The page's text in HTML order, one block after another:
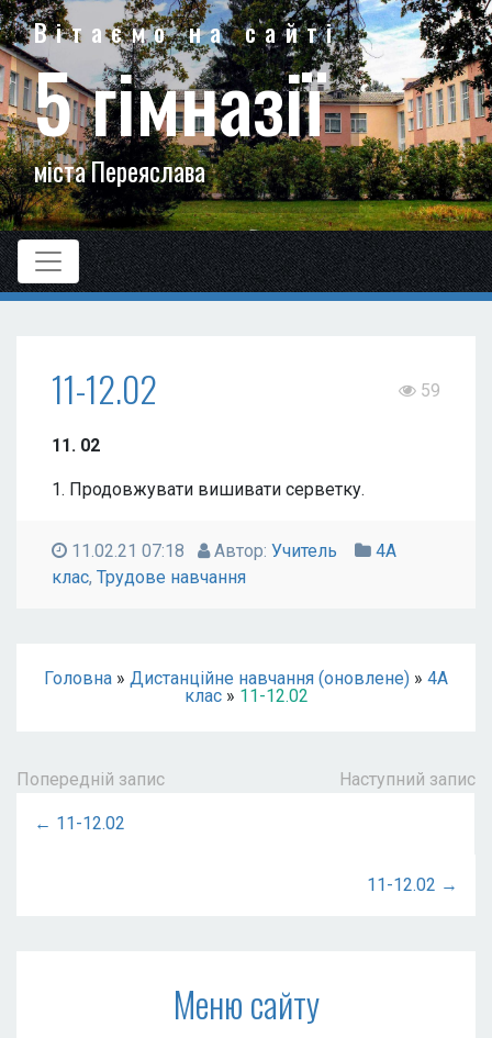
Вітаємо на сайті
5 гімназії
міста Переяслава
11-12.02 59
11. 02
1. Продовжувати вишивати серветку.
11.02.21 07:18 Автор: Учитель
4А
клас, Трудове навчання
Головна » Дистанційне навчання (оновлене) » 4А
клас» 11-12.02
Попередній запис Наступний запис
← 11-12.02
11-12.02 →
Меню сайту